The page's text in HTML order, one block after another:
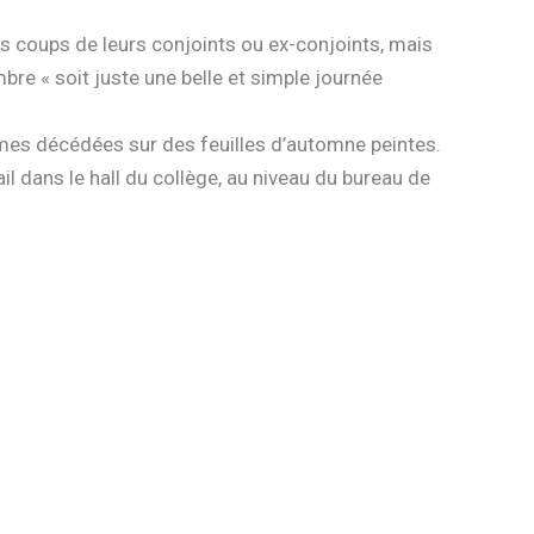
coups de leurs conjoints ou ex-conjoints, mais
« soit juste une belle et simple journée
décédées sur des feuilles d’automne peintes.
dans le hall du collège, au niveau du bureau de